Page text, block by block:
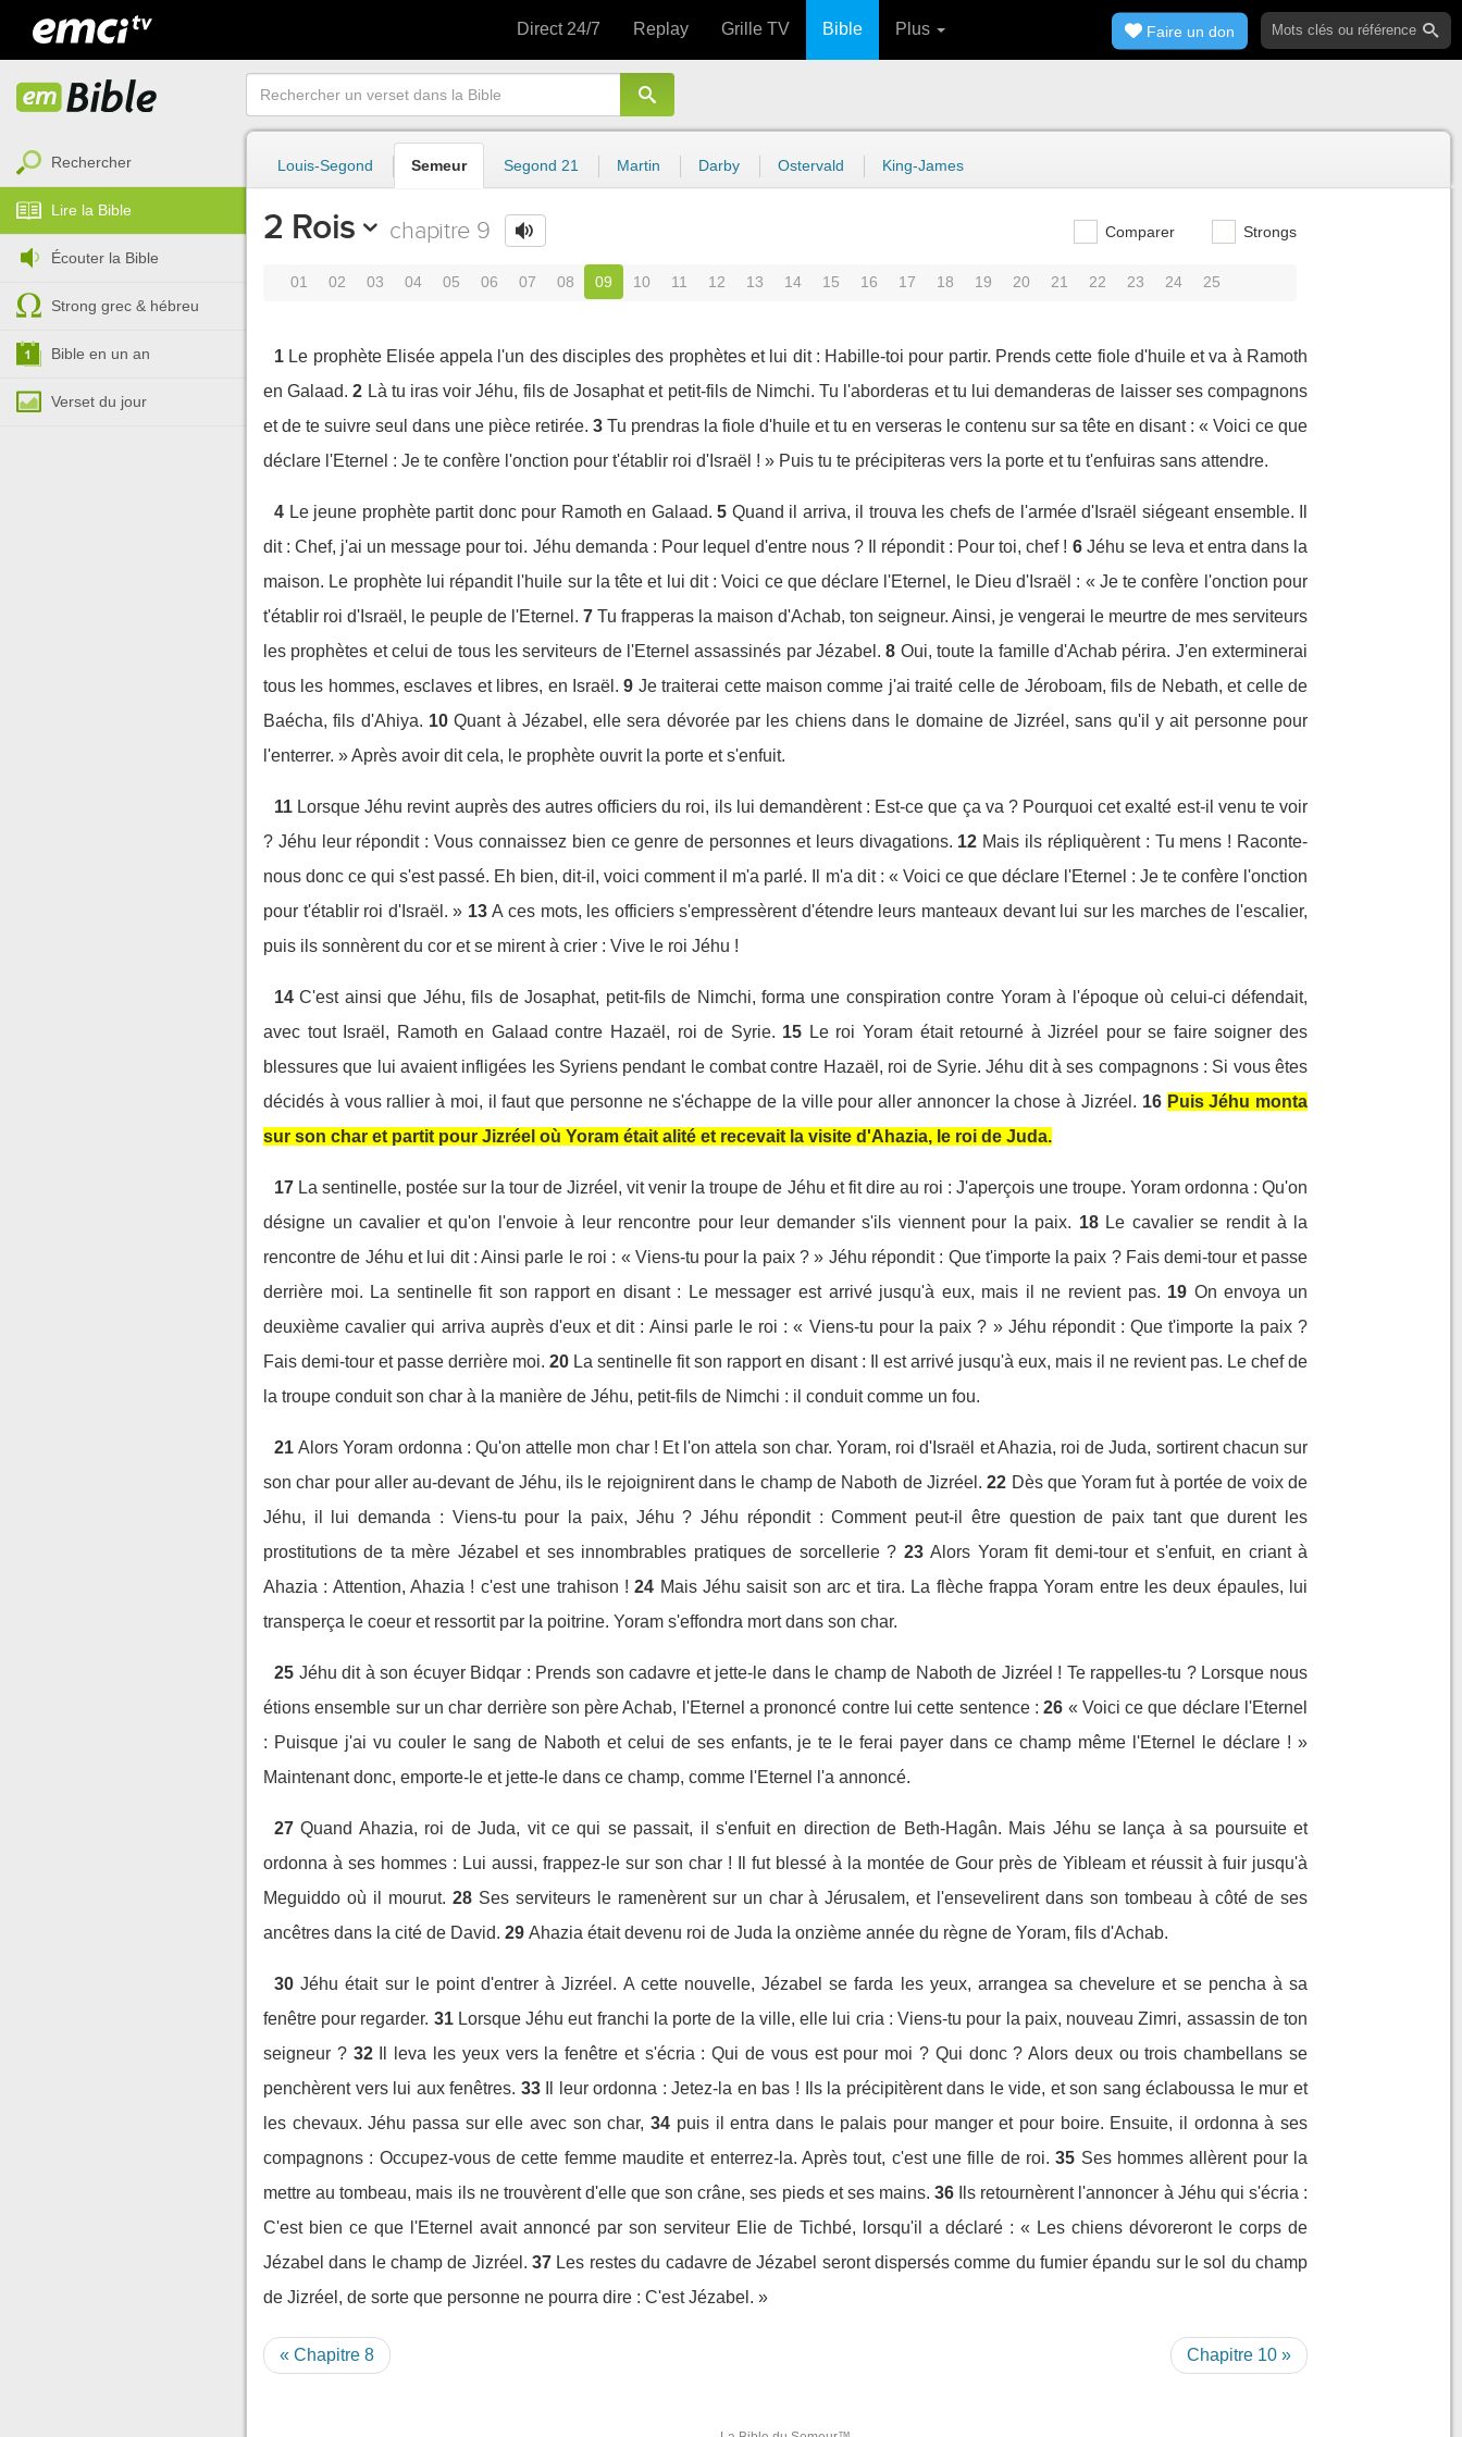
Direct 24/7 Replay Grille TV Bible Plus Faire un don
Rechercher
Lire la Bible
Écouter la Bible
Strong grec & hébreu
Bible en un an
Verset du jour
Louis-Segond Semeur Segond 21 Martin Darby Ostervald King-James
2 Rois chapitre 9 Comparer Strongs
01 02 03 04 05 06 07 08 09 10 11 12 13 14 15 16 17 18 19 20 21 22 23 24 25
1 Le prophète Elisée appela l'un des disciples des prophètes et lui dit : Habille-toi pour partir. Prends cette fiole d'huile et va à Ramoth
en Galaad. 2 Là tu iras voir Jéhu, fils de Josaphat et petit-fils de Nimchi. Tu l'aborderas et tu lui demanderas de laisser ses compagnons
et de te suivre seul dans une pièce retirée. 3 Tu prendras la fiole d'huile et tu en verseras le contenu sur sa tête en disant : « Voici ce que
déclare l'Eternel : Je te confère l'onction pour t'établir roi d'Israël ! » Puis tu te précipiteras vers la porte et tu t'enfuiras sans attendre.
4 Le jeune prophète partit donc pour Ramoth en Galaad. 5 Quand il arriva, il trouva les chefs de l'armée d'Israël siégeant ensemble. Il
dit : Chef, j'ai un message pour toi. Jéhu demanda : Pour lequel d'entre nous ? Il répondit : Pour toi, chef ! 6 Jéhu se leva et entra dans la
maison. Le prophète lui répandit l'huile sur la tête et lui dit : Voici ce que déclare l'Eternel, le Dieu d'Israël : « Je te confère l'onction pour
t'établir roi d'Israël, le peuple de l'Eternel. 7 Tu frapperas la maison d'Achab, ton seigneur. Ainsi, je vengerai le meurtre de mes serviteurs
les prophètes et celui de tous les serviteurs de l'Eternel assassinés par Jézabel. 8 Oui, toute la famille d'Achab périra. J'en exterminerai
tous les hommes, esclaves et libres, en Israël. 9 Je traiterai cette maison comme j'ai traité celle de Jéroboam, fils de Nebath, et celle de
Baécha, fils d'Ahiya. 10 Quant à Jézabel, elle sera dévorée par les chiens dans le domaine de Jizréel, sans qu'il y ait personne pour
l'enterrer. » Après avoir dit cela, le prophète ouvrit la porte et s'enfuit.
11 Lorsque Jéhu revint auprès des autres officiers du roi, ils lui demandèrent : Est-ce que ça va ? Pourquoi cet exalté est-il venu te voir
? Jéhu leur répondit : Vous connaissez bien ce genre de personnes et leurs divagations. 12 Mais ils répliquèrent : Tu mens ! Raconte-
nous donc ce qui s'est passé. Eh bien, dit-il, voici comment il m'a parlé. Il m'a dit : « Voici ce que déclare l'Eternel : Je te confère l'onction
pour t'établir roi d'Israël. » 13 A ces mots, les officiers s'empressèrent d'étendre leurs manteaux devant lui sur les marches de l'escalier,
puis ils sonnèrent du cor et se mirent à crier : Vive le roi Jéhu !
14 C'est ainsi que Jéhu, fils de Josaphat, petit-fils de Nimchi, forma une conspiration contre Yoram à l'époque où celui-ci défendait,
avec tout Israël, Ramoth en Galaad contre Hazaël, roi de Syrie. 15 Le roi Yoram était retourné à Jizréel pour se faire soigner des
blessures que lui avaient infligées les Syriens pendant le combat contre Hazaël, roi de Syrie. Jéhu dit à ses compagnons : Si vous êtes
décidés à vous rallier à moi, il faut que personne ne s'échappe de la ville pour aller annoncer la chose à Jizréel. 16 Puis Jéhu monta
sur son char et partit pour Jizréel où Yoram était alité et recevait la visite d'Ahazia, le roi de Juda.
17 La sentinelle, postée sur la tour de Jizréel, vit venir la troupe de Jéhu et fit dire au roi : J'aperçois une troupe. Yoram ordonna : Qu'on
désigne un cavalier et qu'on l'envoie à leur rencontre pour leur demander s'ils viennent pour la paix. 18 Le cavalier se rendit à la
rencontre de Jéhu et lui dit : Ainsi parle le roi : « Viens-tu pour la paix ? » Jéhu répondit : Que t'importe la paix ? Fais demi-tour et passe
derrière moi. La sentinelle fit son rapport en disant : Le messager est arrivé jusqu'à eux, mais il ne revient pas. 19 On envoya un
deuxième cavalier qui arriva auprès d'eux et dit : Ainsi parle le roi : « Viens-tu pour la paix ? » Jéhu répondit : Que t'importe la paix ?
Fais demi-tour et passe derrière moi. 20 La sentinelle fit son rapport en disant : Il est arrivé jusqu'à eux, mais il ne revient pas. Le chef de
la troupe conduit son char à la manière de Jéhu, petit-fils de Nimchi : il conduit comme un fou.
21 Alors Yoram ordonna : Qu'on attelle mon char ! Et l'on attela son char. Yoram, roi d'Israël et Ahazia, roi de Juda, sortirent chacun sur
son char pour aller au-devant de Jéhu, ils le rejoignirent dans le champ de Naboth de Jizréel. 22 Dès que Yoram fut à portée de voix de
Jéhu, il lui demanda : Viens-tu pour la paix, Jéhu ? Jéhu répondit : Comment peut-il être question de paix tant que durent les
prostitutions de ta mère Jézabel et ses innombrables pratiques de sorcellerie ? 23 Alors Yoram fit demi-tour et s'enfuit, en criant à
Ahazia : Attention, Ahazia ! c'est une trahison ! 24 Mais Jéhu saisit son arc et tira. La flèche frappa Yoram entre les deux épaules, lui
transperça le coeur et ressortit par la poitrine. Yoram s'effondra mort dans son char.
25 Jéhu dit à son écuyer Bidqar : Prends son cadavre et jette-le dans le champ de Naboth de Jizréel ! Te rappelles-tu ? Lorsque nous
étions ensemble sur un char derrière son père Achab, l'Eternel a prononcé contre lui cette sentence : 26 « Voici ce que déclare l'Eternel
: Puisque j'ai vu couler le sang de Naboth et celui de ses enfants, je te le ferai payer dans ce champ même l'Eternel le déclare ! »
Maintenant donc, emporte-le et jette-le dans ce champ, comme l'Eternel l'a annoncé.
27 Quand Ahazia, roi de Juda, vit ce qui se passait, il s'enfuit en direction de Beth-Hagân. Mais Jéhu se lança à sa poursuite et
ordonna à ses hommes : Lui aussi, frappez-le sur son char ! Il fut blessé à la montée de Gour près de Yibleam et réussit à fuir jusqu'à
Meguiddo où il mourut. 28 Ses serviteurs le ramenèrent sur un char à Jérusalem, et l'ensevelirent dans son tombeau à côté de ses
ancêtres dans la cité de David. 29 Ahazia était devenu roi de Juda la onzième année du règne de Yoram, fils d'Achab.
30 Jéhu était sur le point d'entrer à Jizréel. A cette nouvelle, Jézabel se farda les yeux, arrangea sa chevelure et se pencha à sa
fenêtre pour regarder. 31 Lorsque Jéhu eut franchi la porte de la ville, elle lui cria : Viens-tu pour la paix, nouveau Zimri, assassin de ton
seigneur ? 32
Il leva les yeux vers la fenêtre et s'écria : Qui de vous est pour moi ? Qui donc ? Alors deux ou trois chambellans se
penchèrent vers lui aux fenêtres. 33
Il leur ordonna : Jetez-la en bas ! Ils la précipitèrent dans le vide, et son sang éclaboussa le mur et
les chevaux. Jéhu passa sur elle avec son char, 34 puis il entra dans le palais pour manger et pour boire. Ensuite, il ordonna à ses
compagnons : Occupez-vous de cette femme maudite et enterrez-la. Après tout, c'est une fille de roi. 35 Ses hommes allèrent pour la
mettre au tombeau, mais ils ne trouvèrent d'elle que son crâne, ses pieds et ses mains. 36
Ils retournèrent l'annoncer à Jéhu qui s'écria :
C'est bien ce que l'Eternel avait annoncé par son serviteur Elie de Tichbé, lorsqu'il a déclaré : « Les chiens dévoreront le corps de
Jézabel dans le champ de Jizréel. 37 Les restes du cadavre de Jézabel seront dispersés comme du fumier épandu sur le sol du champ
de Jizréel, de sorte que personne ne pourra dire : C'est Jézabel. »
« Chapitre 8 Chapitre 10 »